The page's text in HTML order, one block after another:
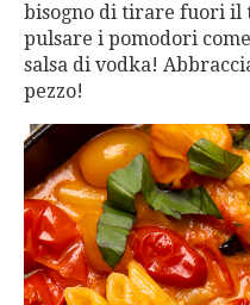
bisogno di tirare fuori il
pulsare i pomodori
salsa di vodka!
pezzo!